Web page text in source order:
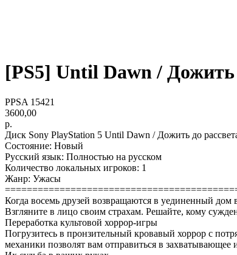
[PS5] Until Dawn / Дожить
PPSA 15421
3600,00
р.
Диск Sony PlayStation 5 Until Dawn / Дожить до
Состояние: Новый
Русский язык: Полностью на русском
Количество локальных игроков: 1
Жанр: Ужасы
Когда восемь друзей возвращаются в уединенный дом
Взгляните в лицо своим страхам. Решайте, кому
Переработка культовой хоррор-игры
Погрузитесь в пронзительный кровавый хоррор с
механики позволят вам отправиться в захватывающее